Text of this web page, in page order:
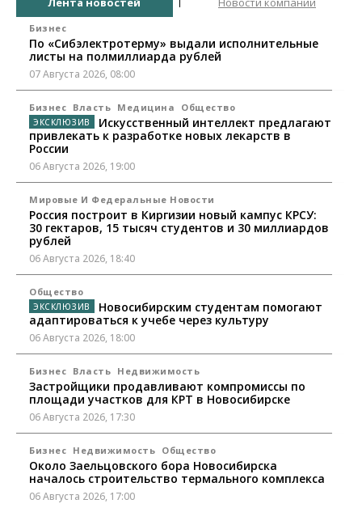
Бизнес
По «Сибэлектротерму» выдали исполнительные
листы на полмиллиарда рублей
07 Августа 2026, 08:00
Бизнес Власть Медицина Общество
Искусственный интеллект предлагают
привлекать к разработке новых лекарств в
России
06 Августа 2026, 19:00
Мировые И Федеральные Новости
Россия построит в Киргизии новый кампус КРСУ:
30 гектаров, 15 тысяч студентов и 30 миллиардов
рублей
06 Августа 2026, 18:40
Общество
Новосибирским студентам помогают
адаптироваться к учебе через культуру
06 Августа 2026, 18:00
Бизнес Власть Недвижимость
Застройщики продавливают компромиссы по
площади участков для КРТ в Новосибирске
06 Августа 2026, 17:30
Бизнес Недвижимость Общество
Около Заельцовского бора Новосибирска
началось строительство термального комплекса
06 Августа 2026, 17:00